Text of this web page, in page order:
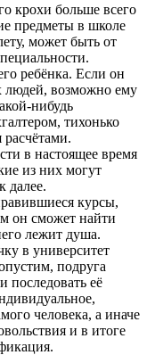
крохи больше всего
предметы в школе
может быть от
ребёнка. Если он
людей, возможно ему
нибудь
тихонько
расчётами.
в настоящее время
из них могут
далее.
курсы,
он сможет найти
лежит душа.
в университет
подруга
последовать её
человека, а иначе
и в итоге